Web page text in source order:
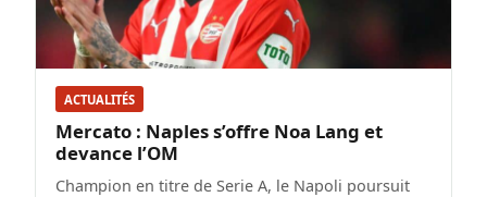
ACTUALITÉS
Mercato : Naples s’offre Noa Lang et
devance l’OM
Champion en titre de Serie A, le Napoli poursuit